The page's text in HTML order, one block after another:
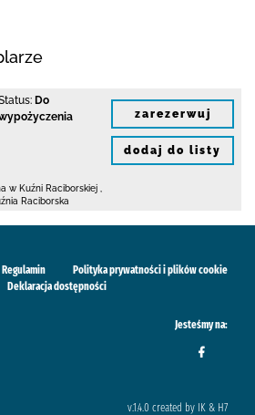
Do
w Kuźni Raciborskiej
Raciborska
zarezerwuj
dodaj do listy
Regulamin
Polityka prywatności i plików cookie
Deklaracja dostępności
Jesteśmy na:
v.1.4.0 created by IK & H7